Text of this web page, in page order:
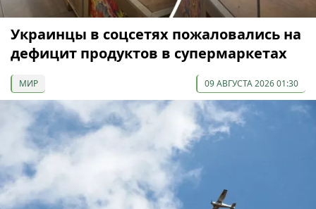
Украинцы в соцсетях пожаловались на
дефицит продуктов в супермаркетах
МИР 09 АВГУСТА 2026 01:30